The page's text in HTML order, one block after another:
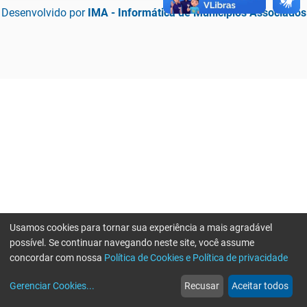
Desenvolvido por IMA - Informática de Municípios Associados
web
Notícias
more_horiz
Mais
Usamos cookies para tornar sua experiência a mais agradável
possível. Se continuar navegando neste site, você assume
concordar com nossa Política de Cookies e Política de privacidade
Gerenciar Cookies... Recusar Aceitar todos
Erro ao enviar informações, por favor tente novamente